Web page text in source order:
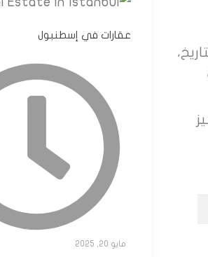
عقارات في إسطنبول
مايو 20, 2025